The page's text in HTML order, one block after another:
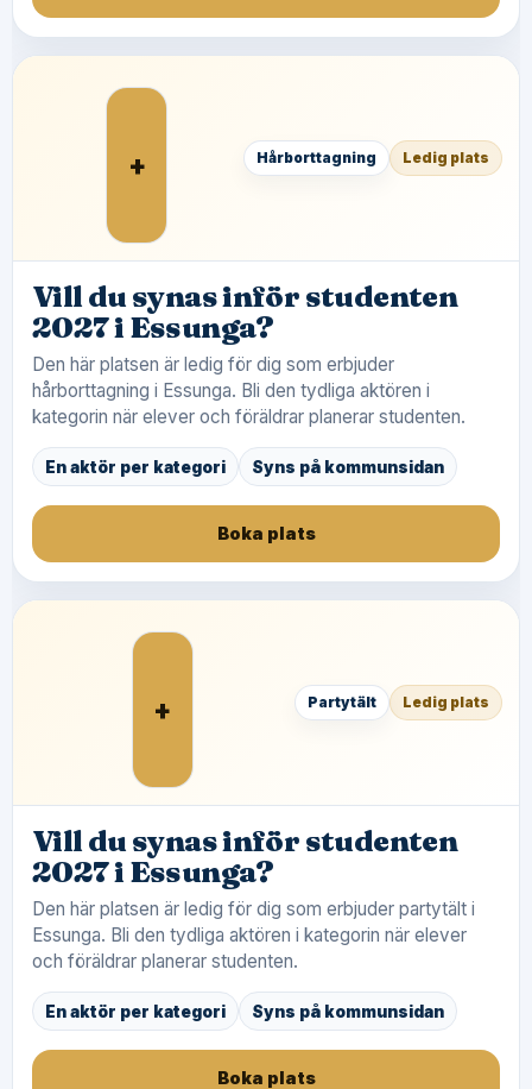
+ Hårborttagning Ledig plats
Vill du synas inför studenten
2027 i Essunga?
Den här platsen är ledig för dig som erbjuder
hårborttagning i Essunga. Bli den tydliga aktören i
kategorin när elever och föräldrar planerar studenten.
En aktör per kategori Syns på kommunsidan
Boka plats
+ Partytält Ledig plats
Vill du synas inför studenten
2027 i Essunga?
Den här platsen är ledig för dig som erbjuder partytält i
Essunga. Bli den tydliga aktören i kategorin när elever
och föräldrar planerar studenten.
En aktör per kategori Syns på kommunsidan
Boka plats